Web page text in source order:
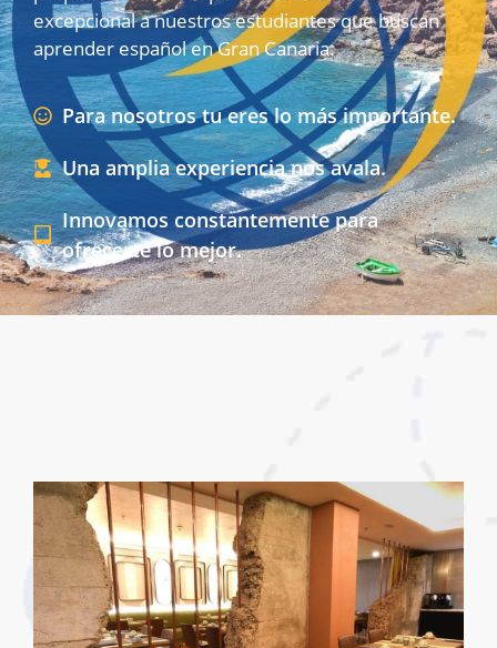
excepcional a nuestros estudiantes que buscan
aprender español en Gran Canaria.
Para nosotros tu eres lo más importante.
Una amplia experiencia nos avala.
Innovamos constantemente para
ofrecerte lo mejor.